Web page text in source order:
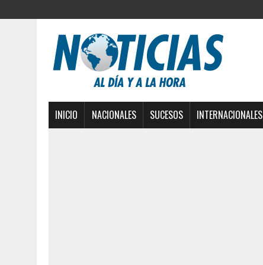
INICIO NACIONALES SUCESOS INTERNACIONALES